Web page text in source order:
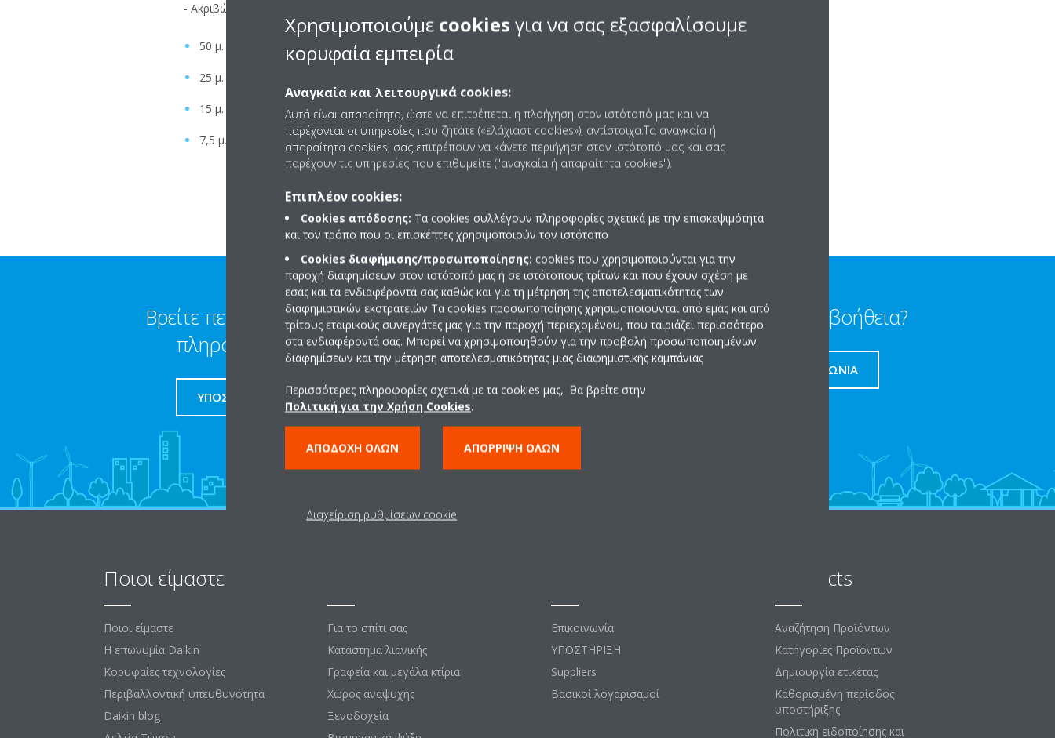
- Ακριβώς τα ίδια με το 3MXM52A:
50 μ. συνολικό μέγιστο μήκος
25 μ. από έξω προς τα μέσα (η δεξαμενή ζεστού νερού χρήσης υπολογίζεται ως εσωτερικός χώρος)
15 μ. μέγιστο εξωτερική - εσωτερική
7,5 μ. μέγιστο κενό μεταξύ των εσωτερικών μονάδων
Βρείτε περισσότερες
πληροφορίες
ΥΠΟΣΤΗΡΙΞΗ
Χρειαζεται βοήθεια?
ΕΠΙΚΟΙΝΩΝΊΑ
Ποιοι είμαστε
Ποιοι είμαστε
Η επωνυμία Daikin
Κορυφαίες τεχνολογίες
Περιβαλλοντική υπευθυνότητα
Daikin blog
Για το σπίτι σας
Κατάστημα λιανικής
Γραφεία και μεγάλα κτίρια
Χώρος αναψυχής
Ξενοδοχεία
Επικοινωνία
ΥΠΟΣΤΗΡΙΞΗ
Suppliers
Βασικοί λογαρισαμοί
Products
Αναζήτηση Προϊόντων
Κατηγορίες Προϊόντων
Δημιουργία ετικέτας
Καθορισμένη περίοδος
υποστήριξης
Πολιτική ειδοποίησης και
Χρησιμοποιούμε cookies για να σας εξασφαλίσουμε
κορυφαία εμπειρία
Αναγκαία και λειτουργικά cookies:
Αυτά είναι απαραίτητα, ώστε να επιτρέπεται η πλοήγηση στον ιστότοπό μας και να
παρέχονται οι υπηρεσίες που ζητάτε («ελάχιαστ cookies»), αντίστοιχα.Τα αναγκαία ή
απαραίτητα cookies, σας επιτρέπουν να κάνετε περιήγηση στον ιστότοπό μας και σας
παρέχουν τις υπηρεσίες που επιθυμείτε ("αναγκαία ή απαραίτητα cookies").
Επιπλέον cookies:
Cookies απόδοσης: Τα cookies συλλέγουν πληροφορίες σχετικά με την επισκεψιμότητα
και τον τρόπο που οι επισκέπτες χρησιμοποιούν τον ιστότοπο
Cookies διαφήμισης/προσωποποίησης: cookies που χρησιμοποιούνται για την
παροχή διαφημίσεων στον ιστότοπό μας ή σε ιστότοπους τρίτων και που έχουν σχέση με
εσάς και τα ενδιαφέροντά σας καθώς και για τη μέτρηση της αποτελεσματικότητας των
διαφημιστικών εκστρατειών Τα cookies προσωποποίησης χρησιμοποιούνται από εμάς και από
τρίτους εταιρικούς συνεργάτες μας για την παροχή περιεχομένου, που ταιριάζει περισσότερο
στα ενδιαφέροντά σας. Μπορεί να χρησιμοποιηθούν για την προβολή προσωποποιημένων
διαφημίσεων και την μέτρηση αποτελεσματικότητας μιας διαφημιστικής καμπάνιας
Περισσότερες πληροφορίες σχετικά με τα cookies μας, θα βρείτε στην
Πολιτική για την Χρήση Cookies.
ΑΠΟΔΟΧΉ ΌΛΩΝ ΑΠΌΡΡΙΨΗ ΌΛΩΝ
Διαχείριση ρυθμίσεων cookie